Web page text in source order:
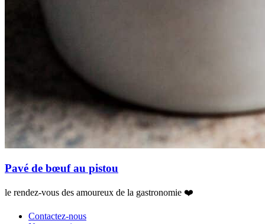
Pavé de bœuf au pistou
le rendez-vous des amoureux de la gastronomie ❤️
Contactez-nous